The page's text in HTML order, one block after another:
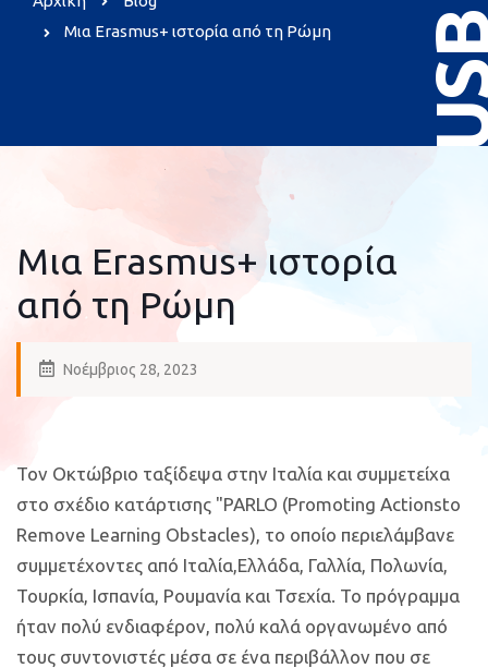
Μια Erasmus+ ιστορία από τη Ρώμη
Μια Erasmus+ ιστορία
από τη Ρώμη
Νοέμβριος 28, 2023
Τον Οκτώβριο ταξίδεψα στην Ιταλία και συμμετείχα
στο σχέδιο κατάρτισης "PARLO (Promoting Actionsto
Remove Learning Obstacles), το οποίο περιελάμβανε
συμμετέχοντες από Ιταλία,Ελλάδα, Γαλλία, Πολωνία,
Τουρκία, Ισπανία, Ρουμανία και Τσεχία. Το πρόγραμμα
ήταν πολύ ενδιαφέρον, πολύ καλά οργανωμένο από
τους συντονιστές μέσα σε ένα περιβάλλον που σε